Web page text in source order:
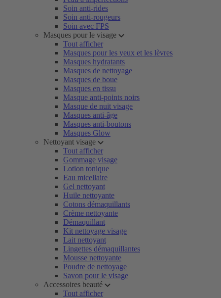
Soin anti-rides
Soin anti-rougeurs
Soin avec FPS
Masques pour le visage
Tout afficher
Masques pour les yeux et les lèvres
Masques hydratants
Masques de nettoyage
Masques de boue
Masques en tissu
Masque anti-points noirs
Masque de nuit visage
Masques anti-âge
Masques anti-boutons
Masques Glow
Nettoyant visage
Tout afficher
Gommage visage
Lotion tonique
Eau micellaire
Gel nettoyant
Huile nettoyante
Cotons démaquillants
Crème nettoyante
Démaquillant
Kit nettoyage visage
Lait nettoyant
Lingettes démaquillantes
Mousse nettoyante
Poudre de nettoyage
Savon pour le visage
Accessoires beauté
Tout afficher